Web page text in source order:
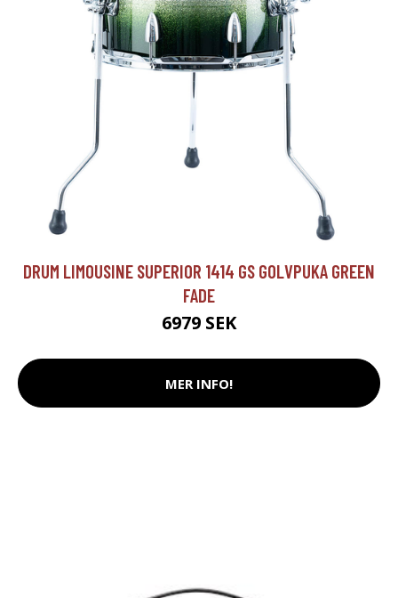
DRUM LIMOUSINE SUPERIOR 1414 GS GOLVPUKA GREEN
FADE
6979 SEK
MER INFO!